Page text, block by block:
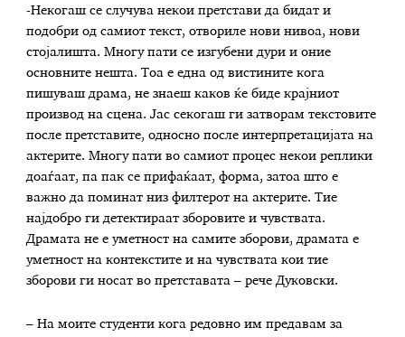
-Некогаш се случува некои претстави да бидат и
подобри од самиот текст, отвориле нови нивоа, нови
стојалишта. Многу пати се изгубени дури и оние
основните нешта. Тоа е една од вистините кога
пишуваш драма, не знаеш каков ќе биде крајниот
производ на сцена. Јас секогаш ги затворам текстовите
после претставите, односно после интерпретацијата на
актерите. Многу пати во самиот процес некои реплики
доаѓаат, па пак се прифаќаат, форма, затоа што е
важно да поминат низ филтерот на актерите. Тие
најдобро ги детектираат зборовите и чувствата.
Драмата не е уметност на самите зборови, драмата е
уметност на контекстите и на чувствата кои тие
зборови ги носат во претставата – рече Дуковски.
– На моите студенти кога редовно им предавам за